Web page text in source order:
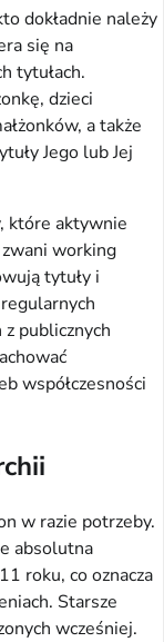
dokładnie należy
się na
tytułach.
dzieci
a także
Jego lub Jej
które aktywnie
working
tytuły i
publicznych
współczesności
w razie potrzeby.
absolutna
roku, co oznacza
Starsze
wcześniej.